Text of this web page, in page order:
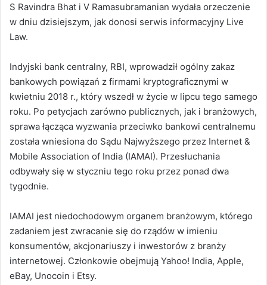
S Ravindra Bhat i V Ramasubramanian wydała orzeczenie
w dniu dzisiejszym, jak donosi serwis informacyjny Live
Law.
Indyjski bank centralny, RBI, wprowadził ogólny zakaz
bankowych powiązań z firmami kryptograficznymi w
kwietniu 2018 r., który wszedł w życie w lipcu tego samego
roku. Po petycjach zarówno publicznych, jak i branżowych,
sprawa łącząca wyzwania przeciwko bankowi centralnemu
została wniesiona do Sądu Najwyższego przez Internet &
Mobile Association of India (IAMAI). Przesłuchania
odbywały się w styczniu tego roku przez ponad dwa
tygodnie.
IAMAI jest niedochodowym organem branżowym, którego
zadaniem jest zwracanie się do rządów w imieniu
konsumentów, akcjonariuszy i inwestorów z branży
internetowej. Członkowie obejmują Yahoo! India, Apple,
eBay, Unocoin i Etsy.